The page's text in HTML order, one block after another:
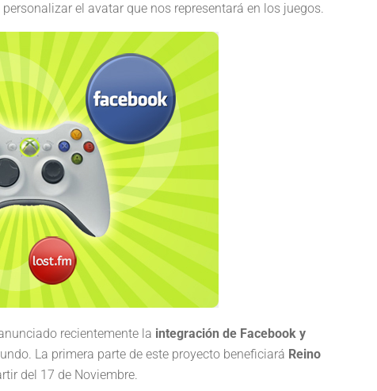
el avatar que nos representará en los juegos.
recientemente la integración de Facebook y
La primera parte de este proyecto beneficiará Reino
del 17 de Noviembre.